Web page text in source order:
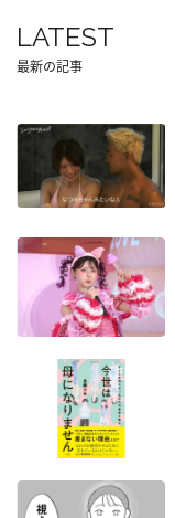
LATEST
最新の記事